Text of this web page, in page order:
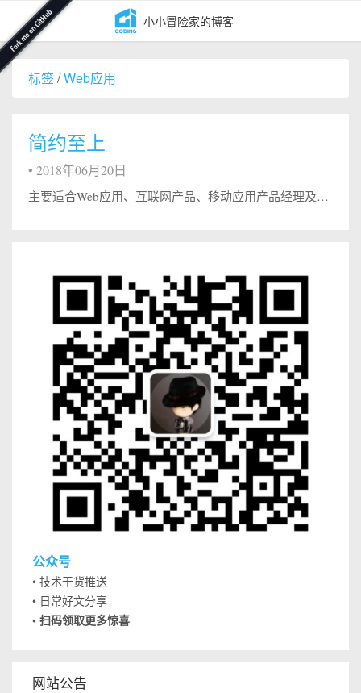
小小冒险家的博客
标签/Web应用
简约至上
• 2018年06月20日
主要适合Web应用、互联网产品、移动应用产品经理及交互式设计人员阅读，也许远远不止适合这些同学 简单 简单的产品能在专业领域内聚焦非核心玩家的核心功能，产出惊人的效果 转移复杂的简单不是简单。复杂自己，简单别人@Google 简单的目的是提高用户体验。设计产品应该从用户而非产品本身角度来考虑 简单并不需要极简主义，并不意味着最少化。简单并不意味着欠缺和低劣，也不意味着不注重装饰或完...
公众号
• 技术干货推送
• 日常好文分享
• 扫码领取更多惊喜
网站公告